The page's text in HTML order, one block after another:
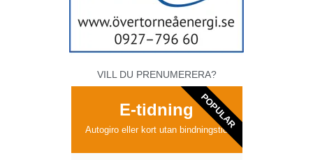
VILL DU PRENUMERERA?
E-tidning
Autogiro eller kort utan bindningstid
POPULAR